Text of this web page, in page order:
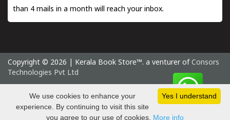
than 4 mails in a month will reach your inbox.
Copyright © 2026 | Kerala Book Store™. a venturer of Consors
Technologies Pvt Ltd
Saturday 8 August, 2026 IST
Yes I understand
We use cookies to enhance your
experience. By continuing to visit this site
you agree to our use of cookies. More info